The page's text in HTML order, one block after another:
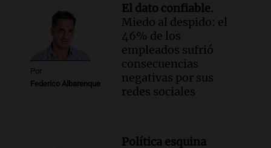
Por
Federico Albarenque
El dato confiable.
Miedo al despido: el
46% de los
empleados sufrió
consecuencias
negativas por sus
redes sociales
Política esquina